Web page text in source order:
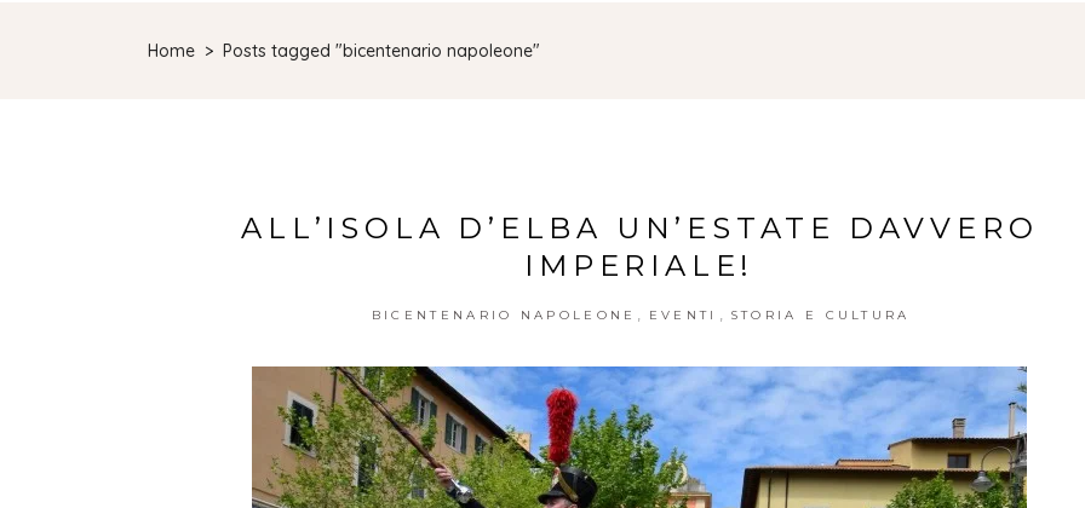
Home > Posts tagged "bicentenario napoleone"
ALL’ISOLA D’ELBA UN’ESTATE DAVVERO
IMPERIALE!
BICENTENARIO NAPOLEONE EVENTI STORIA E CULTURA